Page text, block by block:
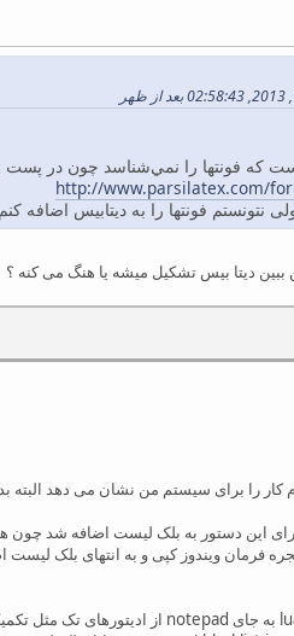
http://www.parsilatex.com/
نتونستم فونتها را به دیتابیس اضافه
ببین دیتا بیس تشکیل میشه یا هنگ می کنه ؟
این دستور به بلک لیست اضافه شد چون
فرمان ویندوز کپی و به انتهای بلک